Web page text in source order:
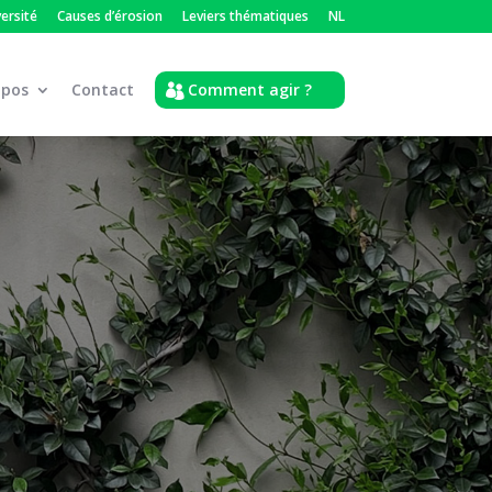
Causes d’érosion Leviers thématiques NL
Contact Comment agir ?